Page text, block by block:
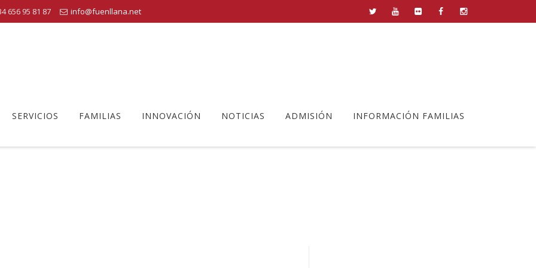
656 95 81 87 info@fuenllana.net
SERVICIOS FAMILIAS INNOVACIÓN NOTICIAS ADMISIÓN INFORMACIÓN FAMILIAS